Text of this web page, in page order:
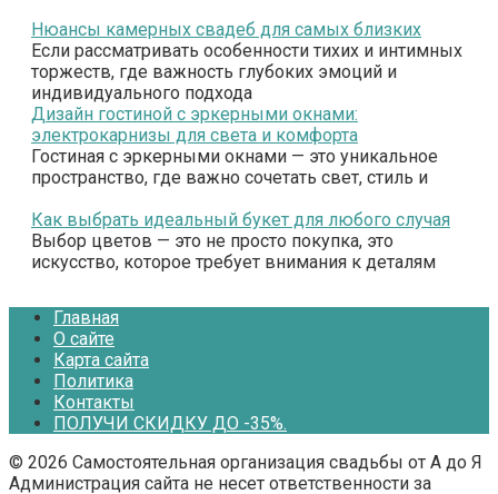
Нюансы камерных свадеб для самых близких
Если рассматривать особенности тихих и интимных
торжеств, где важность глубоких эмоций и
индивидуального подхода
Дизайн гостиной с эркерными окнами:
электрокарнизы для света и комфорта
Гостиная с эркерными окнами — это уникальное
пространство, где важно сочетать свет, стиль и
Как выбрать идеальный букет для любого случая
Выбор цветов — это не просто покупка, это
искусство, которое требует внимания к деталям
Главная
О сайте
Карта сайта
Политика
Контакты
ПОЛУЧИ СКИДКУ ДО -35%.
© 2026 Самостоятельная организация свадьбы от А до Я
Администрация сайта не несет ответственности за